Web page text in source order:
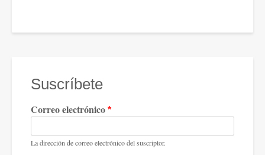
Suscríbete
Correo electrónico
La dirección de correo electrónico del suscriptor.